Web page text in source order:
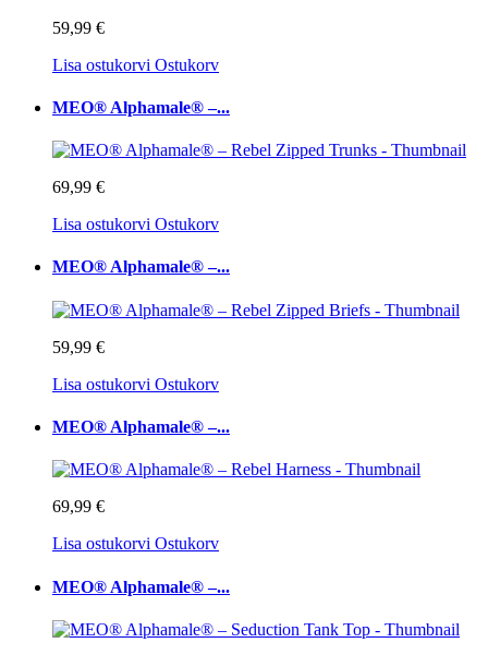
59,99 €
Lisa ostukorvi Ostukorv
MEO® Alphamale® –...
69,99 €
Lisa ostukorvi Ostukorv
MEO® Alphamale® –...
59,99 €
Lisa ostukorvi Ostukorv
MEO® Alphamale® –...
69,99 €
Lisa ostukorvi Ostukorv
MEO® Alphamale® –...